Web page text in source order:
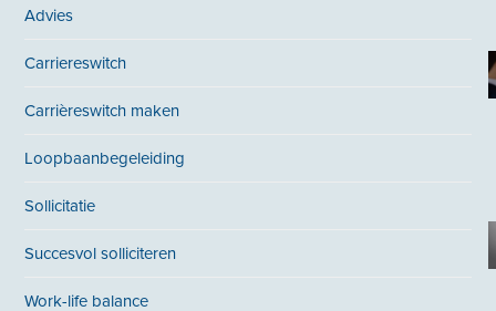
Advies
Carriereswitch
Carrièreswitch maken
Loopbaanbegeleiding
Sollicitatie
Succesvol solliciteren
Work-life balance